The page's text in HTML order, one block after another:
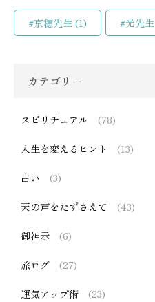
#京穂先生 (1) #光先生
カテゴリー
スピリチュアル (78)
人生を変えるヒント (13)
占い (3)
天の声をたずさえて (43)
御神示 (6)
旅ログ (27)
運気アップ術 (23)